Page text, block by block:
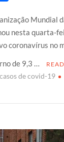
a
r
e
Mundial
nesta quarta-
coronavírus no
de 9,3 …
de covid-19